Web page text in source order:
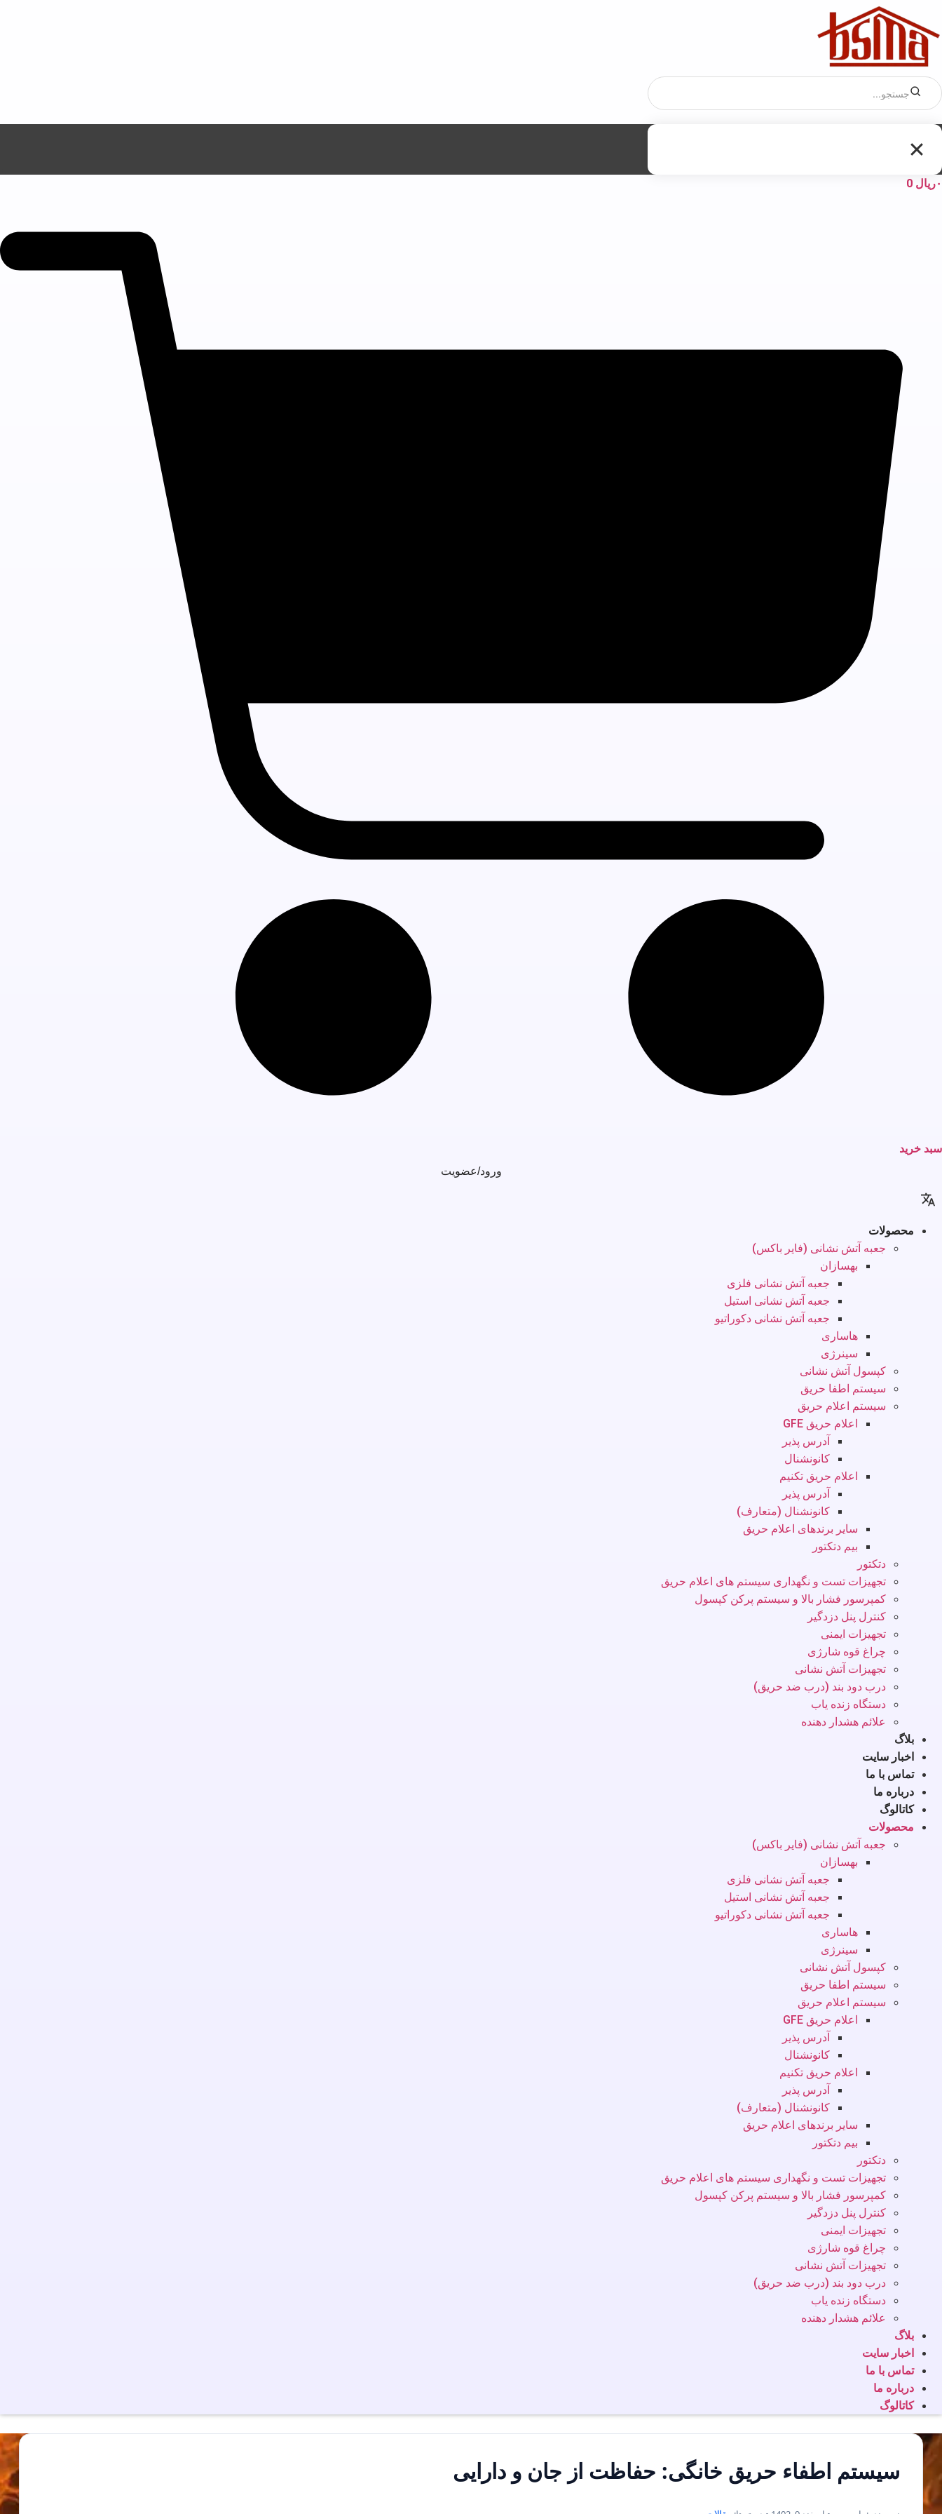
۰ریال 0
سبد خرید
ورود/عضویت
محصولات
جعبه آتش نشانی (فایر باکس)
بهسازان
جعبه آتش نشانی فلزی
جعبه آتش نشانی استیل
جعبه آتش نشانی دکوراتیو
هاساری
سینرژی
کپسول آتش نشانی
سیستم اطفا حریق
سیستم اعلام حریق
اعلام حریق GFE
آدرس پذیر
کانونشنال
اعلام حریق تکنیم
آدرس پذیر
کانونشنال (متعارف)
سایر برندهای اعلام حریق
بیم دتکتور
دتکتور
تجهیزات تست و نگهداری سیستم های اعلام حریق
کمپرسور فشار بالا و سیستم پرکن کپسول
کنترل پنل دزدگیر
تجهیزات ایمنی
چراغ قوه شارژی
تجهیزات آتش نشانی
درب دود بند (درب ضد حریق)
دستگاه زنده یاب
علائم هشدار دهنده
بلاگ
اخبار سایت
تماس با ما
درباره ما
کاتالوگ
محصولات
جعبه آتش نشانی (فایر باکس)
بهسازان
جعبه آتش نشانی فلزی
جعبه آتش نشانی استیل
جعبه آتش نشانی دکوراتیو
هاساری
سینرژی
کپسول آتش نشانی
سیستم اطفا حریق
سیستم اعلام حریق
اعلام حریق GFE
آدرس پذیر
کانونشنال
اعلام حریق تکنیم
آدرس پذیر
کانونشنال (متعارف)
سایر برندهای اعلام حریق
بیم دتکتور
دتکتور
تجهیزات تست و نگهداری سیستم های اعلام حریق
کمپرسور فشار بالا و سیستم پرکن کپسول
کنترل پنل دزدگیر
تجهیزات ایمنی
چراغ قوه شارژی
تجهیزات آتش نشانی
درب دود بند (درب ضد حریق)
دستگاه زنده یاب
علائم هشدار دهنده
بلاگ
اخبار سایت
تماس با ما
درباره ما
کاتالوگ
سیستم اطفاء حریق خانگی: حفاظت از جان و دارایی